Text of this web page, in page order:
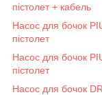
пістолет + кабель
Насос для бочок
пістолет
Насос для бочок
пістолет
Насос для бочок